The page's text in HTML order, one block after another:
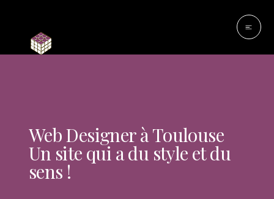
Web Designer à Toulouse
Un site qui a du style et du
sens !